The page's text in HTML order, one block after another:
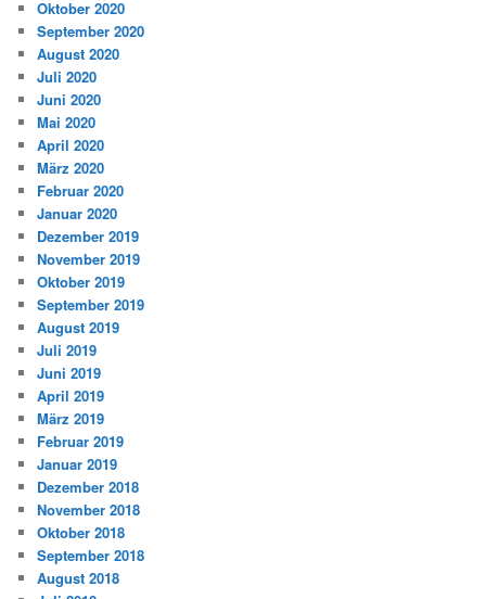
Oktober 2020
September 2020
August 2020
Juli 2020
Juni 2020
Mai 2020
April 2020
März 2020
Februar 2020
Januar 2020
Dezember 2019
November 2019
Oktober 2019
September 2019
August 2019
Juli 2019
Juni 2019
April 2019
März 2019
Februar 2019
Januar 2019
Dezember 2018
November 2018
Oktober 2018
September 2018
August 2018